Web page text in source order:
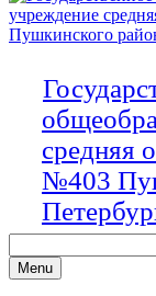
средняя
№403
for:Menu